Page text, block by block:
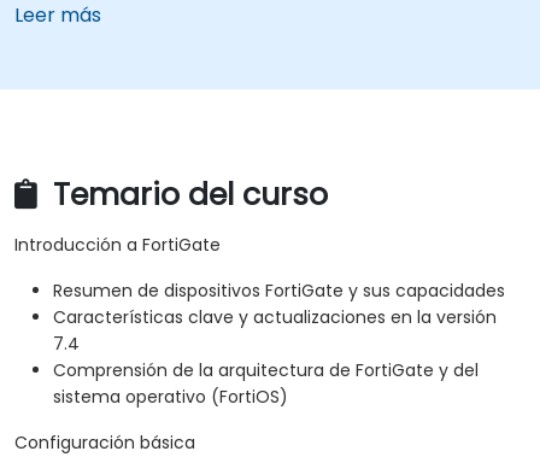
Leer más
Temario del curso
Introducción a FortiGate
Resumen de dispositivos FortiGate y sus capacidades
Características clave y actualizaciones en la versión
7.4
Comprensión de la arquitectura de FortiGate y del
sistema operativo (FortiOS)
Configuración básica